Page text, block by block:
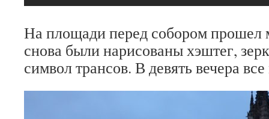
На площади перед собором прошел
снова были нарисованы хэштег,
символ трансов. В девять вечера